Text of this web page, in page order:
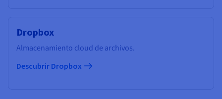
Dropbox
Almacenamiento cloud de archivos.
Descubrir Dropbox